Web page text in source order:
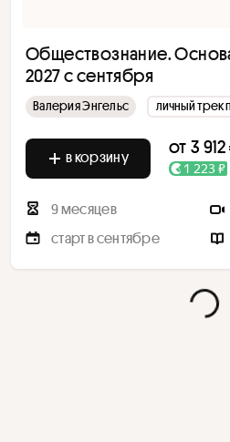
Обществознание.
2027 с сентября
Валерия Энгельс личный трек
в корзину от 3 912
1 223 ₽
9 месяцев
старт в сентябре